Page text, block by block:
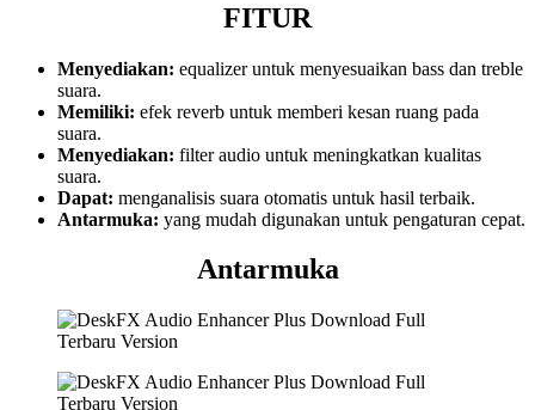
FITUR
Menyediakan: equalizer untuk menyesuaikan bass dan treble
suara.
Memiliki: efek reverb untuk memberi kesan ruang pada
suara.
Menyediakan: filter audio untuk meningkatkan kualitas
suara.
Dapat: menganalisis suara otomatis untuk hasil terbaik.
Antarmuka: yang mudah digunakan untuk pengaturan cepat.
Antarmuka